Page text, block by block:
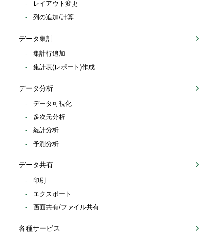
レイアウト変更
列の追加/計算
データ集計
集計行追加
集計表(レポート)作成
データ分析
データ可視化
多次元分析
統計分析
予測分析
データ共有
印刷
エクスポート
画面共有/ファイル共有
各種サービス